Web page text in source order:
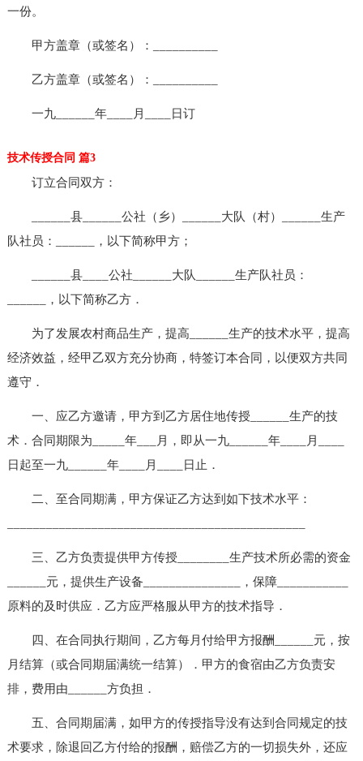
一份。
甲方盖章（或签名）：__________
乙方盖章（或签名）：__________
一九______年____月____日订
技术传授合同 篇3
订立合同双方：
______县______公社（乡）______大队（村）______生产
队社员：______，以下简称甲方；
______县____公社______大队______生产队社员：
______，以下简称乙方．
为了发展农村商品生产，提高______生产的技术水平，提高
经济效益，经甲乙双方充分协商，特签订本合同，以便双方共同
遵守．
一、应乙方邀请，甲方到乙方居住地传授______生产的技
术．合同期限为_____年___月，即从一九______年____月____
日起至一九______年____月____日止．
二、至合同期满，甲方保证乙方达到如下技术水平：
三、乙方负责提供甲方传授________生产技术所必需的资金
______元，提供生产设备_______________，保障___________
原料的及时供应．乙方应严格服从甲方的技术指导．
四、在合同执行期间，乙方每月付给甲方报酬______元，按
月结算（或合同期届满统一结算）．甲方的食宿由乙方负责安
排，费用由______方负担．
五、合同期届满，如甲方的传授指导没有达到合同规定的技
术要求，除退回乙方付给的报酬，赔偿乙方的一切损失外，还应